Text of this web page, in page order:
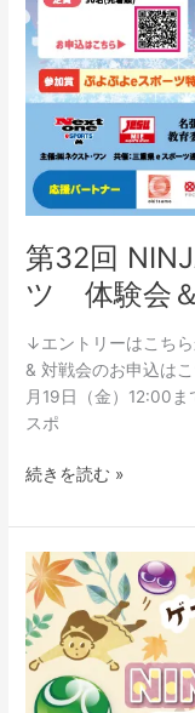
第32回
ツ 体験会
↓エントリーはこち
& 対戦会のお申込は
月19日（金）12:00
スポ
強
会
＆
小
大
会
続きを読む »
第
29
回
NINJACUP
体
験